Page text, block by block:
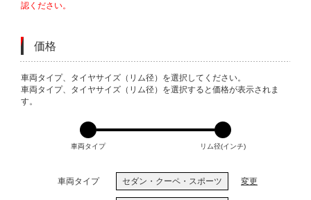
認ください。
価格
VARIATIONS
車両タイプ、タイヤサイズ（リム径）を選択してください。
車両タイプ、タイヤサイズ（リム径）を選択すると価格が表示されま
す。
車両タイプ リム径(インチ)
車両タイプ セダン・クーペ・スポーツ 変更